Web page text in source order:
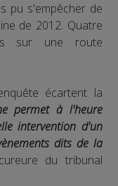
pu s'empêcher de
de 2012. Quatre
sur une route
écartent la
permet à l'heure
intervention d'un
dits de la
du tribunal